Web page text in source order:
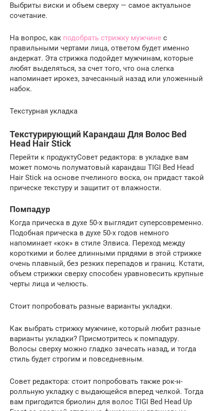
Выбриты виски и объем сверху — самое актуальное
сочетание.
На вопрос, как подобрать стрижку мужчине с
правильными чертами лица, ответом будет именно
андеркат. Эта стрижка подойдет мужчинам, которые
любят выделяться, за счет того, что она слегка
напоминает ирокез, зачесанный назад или уложенный
набок.
Текстурная укладка
Текстурирующий Карандаш Для Волос Bed
Head Hair Stick
Перейти к продуктуСовет редактора: в укладке вам
может помочь полуматовый карандаш TIGI Bed Head
Hair Stick на основе пчелиного воска, он придаст такой
прическе текстуру и защитит от влажности.
Помпадур
Когда прическа в духе 50-х выглядит суперсовременно.
Подобная прическа в духе 50-х годов немного
напоминает «кок» в стиле Элвиса. Переход между
короткими и более длинными прядями в этой стрижке
очень плавный, без резких перепадов и границ. Кстати,
объем стрижки сверху способен уравновесить крупные
черты лица и челюсть.
Стоит попробовать разные варианты укладки.
Как выбрать стрижку мужчине, который любит разные
варианты укладки? Присмотритесь к помпадуру.
Волосы сверху можно гладко зачесать назад, и тогда
стиль будет строгим и повседневным.
Совет редактора: стоит попробовать также рок-н-
ролльную укладку с выдающейся вперед челкой. Тогда
вам пригодится бриолин для волос TIGI Bed Head Up